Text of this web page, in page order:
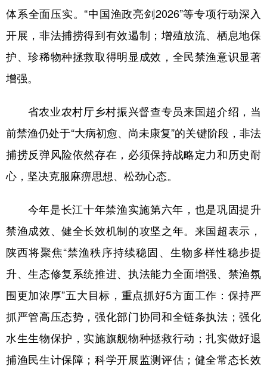
体系全面压实。“中国渔政亮剑2026”等专项行动深入
开展，非法捕捞得到有效遏制；增殖放流、栖息地保
护、珍稀物种拯救取得明显成效，全民禁渔意识显著
增强。
省农业农村厅乡村振兴督查专员来国超介绍，当
前禁渔仍处于“大病初愈、尚未康复”的关键阶段，非法
捕捞反弹风险依然存在，必须保持战略定力和历史耐
心，坚决克服麻痹思想、松劲心态。
今年是长江十年禁渔实施第六年，也是巩固提升
禁渔成效、健全长效机制的攻坚之年。来国超表示，
陕西将聚焦“禁渔秩序持续稳固、生物多样性稳步提
升、生态修复系统推进、执法能力全面增强、禁渔氛
围更加浓厚”五大目标，重点抓好5方面工作：保持严
抓严管高压态势，强化部门协同和全链条执法；强化
水生生物保护，实施旗舰物种拯救行动；扎实做好退
捕渔民生计保障；科学开展监测评估；健全常态长效